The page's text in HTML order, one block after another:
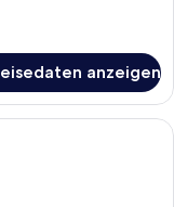
anzeigen
mit einer großen